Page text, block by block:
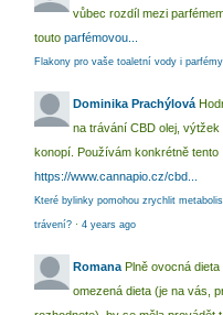
vůbec rozdíl mezi
touto parfémovou...
Flakony pro vaše toaletní vody i parfémy
Dominika Prachýlová
na trávání CBD olej, výtžek
konopí. Používám konkrétně tento
https://www.cannapio.cz/cbd...
Které bylinky pomohou zrychlit
trávení? · 4 years ago
Romana Plně ovocná
omezená dieta (je na vás,